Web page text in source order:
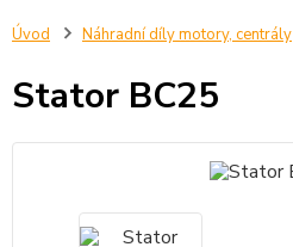
Úvod Náhradní díly motory, centrály
Stator BC25